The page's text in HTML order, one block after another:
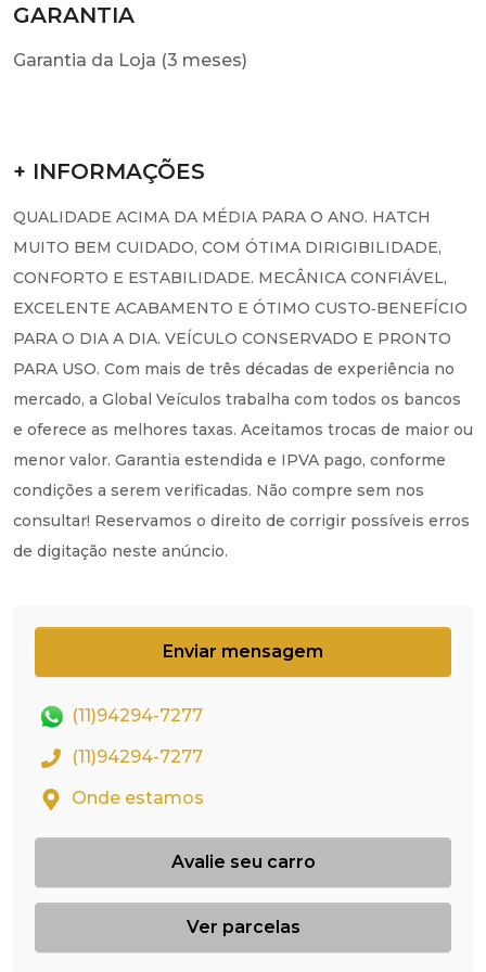
GARANTIA
Garantia da Loja (3 meses)
+ INFORMAÇÕES
QUALIDADE ACIMA DA MÉDIA PARA O ANO. HATCH
MUITO BEM CUIDADO, COM ÓTIMA DIRIGIBILIDADE,
CONFORTO E ESTABILIDADE. MECÂNICA CONFIÁVEL,
EXCELENTE ACABAMENTO E ÓTIMO CUSTO‑BENEFÍCIO
PARA O DIA A DIA. VEÍCULO CONSERVADO E PRONTO
PARA USO. Com mais de três décadas de experiência no
mercado, a Global Veículos trabalha com todos os bancos
e oferece as melhores taxas. Aceitamos trocas de maior ou
menor valor. Garantia estendida e IPVA pago, conforme
condições a serem verificadas. Não compre sem nos
consultar! Reservamos o direito de corrigir possíveis erros
de digitação neste anúncio.
Enviar mensagem
(11)94294-7277
(11)94294-7277
Onde estamos
Avalie seu carro
Ver parcelas